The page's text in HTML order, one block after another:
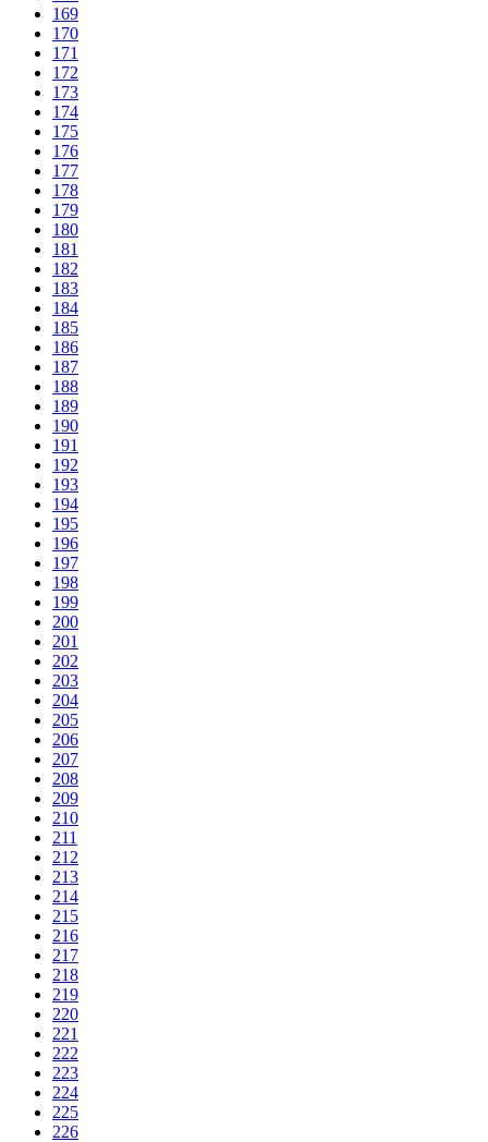
169
170
171
172
173
174
175
176
177
178
179
180
181
182
183
184
185
186
187
188
189
190
191
192
193
194
195
196
197
198
199
200
201
202
203
204
205
206
207
208
209
210
211
212
213
214
215
216
217
218
219
220
221
222
223
224
225
226